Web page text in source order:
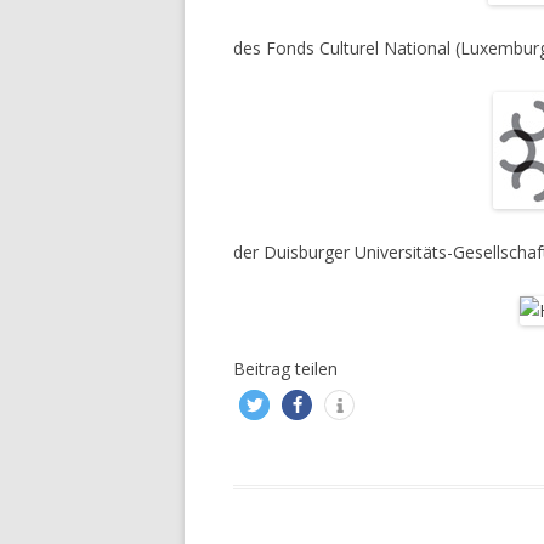
des Fonds Culturel National
der Duisburger Universitäts-
Beitrag teilen